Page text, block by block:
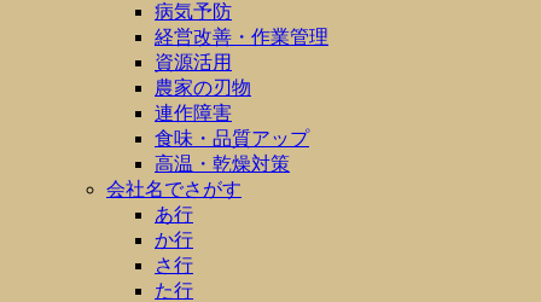
病気予防
経営改善・作業管理
資源活用
農家の刃物
連作障害
食味・品質アップ
高温・乾燥対策
会社名でさがす
あ行
か行
さ行
た行